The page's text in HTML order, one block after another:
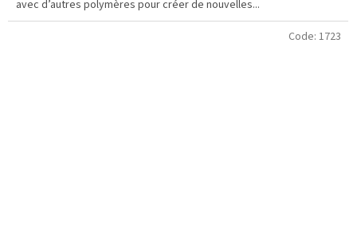
avec d’autres polymères pour créer de nouvelles...
Code: 1723